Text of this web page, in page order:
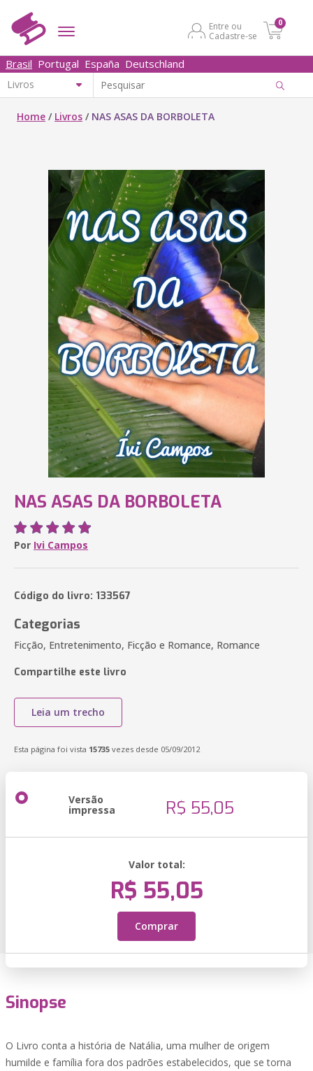
Entre ou
Cadastre-se
0
Brasil Portugal España Deutschland
Home / Livros / NAS ASAS DA BORBOLETA
NAS ASAS DA BORBOLETA
Por Ivi Campos
Código do livro: 133567
Categorias
Ficção, Entretenimento, Ficção e Romance, Romance
Compartilhe este livro
Leia um trecho
Esta página foi vista 15735 vezes desde 05/09/2012
Versão
impressa R$ 55,05
Valor total:
R$ 55,05
Comprar
Sinopse
O Livro conta a história de Natália, uma mulher de origem
humilde e família fora dos padrões estabelecidos, que se torna